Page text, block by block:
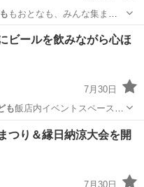
もおとなも、みんな集ま
ョップ フードロス
ビールを飲みながら心ほ
7月30日
も飯店内イベントスペース）
ート/ショー Instagram
つり＆縁日納涼大会を開
7月30日